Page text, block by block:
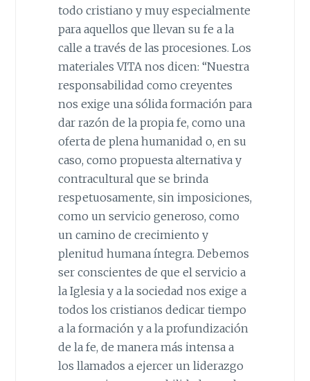
todo cristiano y muy especialmente
para aquellos que llevan su fe a la
calle a través de las procesiones. Los
materiales VITA nos dicen: “Nuestra
responsabilidad como creyentes
nos exige una sólida formación para
dar razón de la propia fe, como una
oferta de plena humanidad o, en su
caso, como propuesta alternativa y
contracultural que se brinda
respetuosamente, sin imposiciones,
como un servicio generoso, como
un camino de crecimiento y
plenitud humana íntegra. Debemos
ser conscientes de que el servicio a
la Iglesia y a la sociedad nos exige a
todos los cristianos dedicar tiempo
a la formación y a la profundización
de la fe, de manera más intensa a
los llamados a ejercer un liderazgo